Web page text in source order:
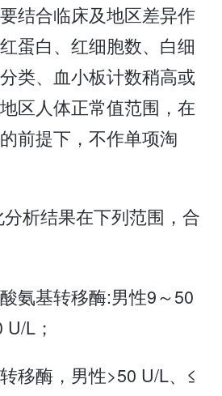
结合临床及地区差异作
蛋白、红细胞数、白细
类、血小板计数稍高或
区人体正常值范围，在
前提下，不作单项淘
分析结果在下列范围，合
氨基转移酶:男性9～50
L；
移酶，男性>50 U/L、≤